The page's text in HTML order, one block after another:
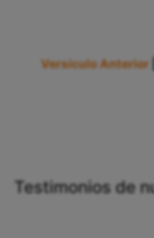
Versículo Anterior
Testimonios de